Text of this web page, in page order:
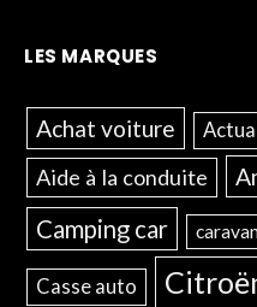
LES MARQUES
Achat voiture
Aide à la conduite
Camping car
Casse auto